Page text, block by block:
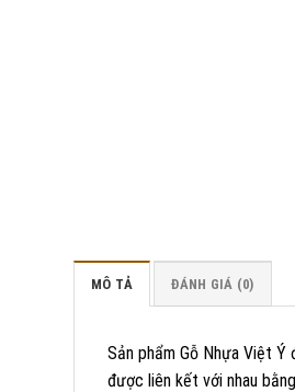
MÔ TẢ ĐÁNH GIÁ (0)
Sản phẩm Gỗ Nhựa Việt
được liên kết với nhau